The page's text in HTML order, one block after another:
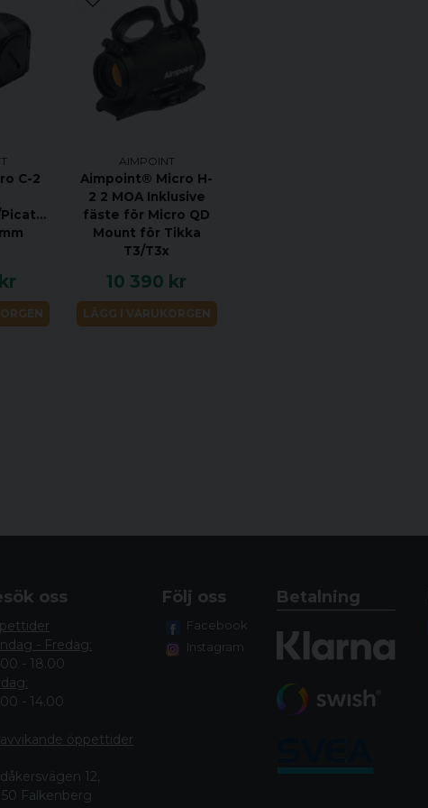
C-2
AIMPOINT
Aimpoint® Micro H-
2 2 MOA Inklusive
fäste för Micro QD
Mount för Tikka
T3/T3x
10 390 kr
LÄGG I VARUKORGEN
oss
- Fredag:
- 18.00
- 14.00
öppettider
12,
50 Falkenberg
Följ oss
Facebook
Instagram
Betalning